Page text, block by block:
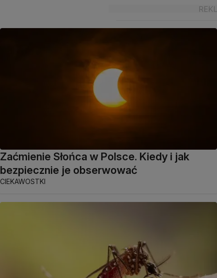
Zaćmienie Słońca w Polsce. Kiedy i jak
bezpiecznie je obserwować
CIEKAWOSTKI